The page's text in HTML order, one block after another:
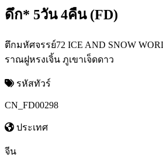
ดึก* 5วัน 4คืน (FD)
ตึกมหัศจรรย์72 ICE AND SNOW
ราณฝูหรงเจิ้น ภูเขาเจ็ดดาว
รหัสทัวร์
CN_FD00298
ประเทศ
จีน